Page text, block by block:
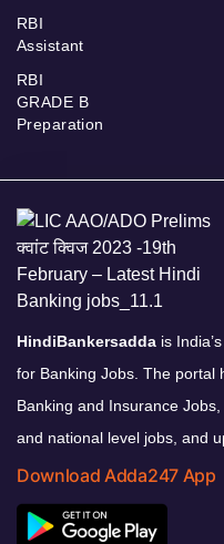
RBI
Assistant
RBI
GRADE B
Preparation
HindiBankersadda is
for Banking Jobs. The portal
Banking and Insurance
and national level jobs, and
Download Adda247 App